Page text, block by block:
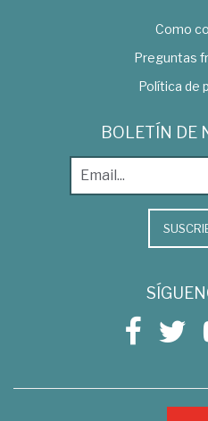
Como
Preguntas
Política de
BOLETÍN DE